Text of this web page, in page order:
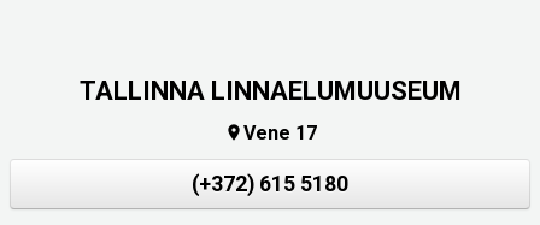
TALLINNA LINNAELUMUUSEUM
Vene 17
(+372) 615 5180